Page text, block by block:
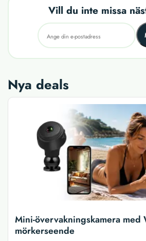
Vill du inte missa
Nya deals
Mini-övervakningskamera med
mörkerseende